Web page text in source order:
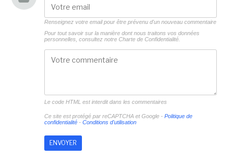
Renseignez votre email pour être prévenu d'un nouveau commentaire
Pour tout savoir sur la manière dont nous traitons vos données
personnelles, consultez notre Charte de Confidentialité.
Le code HTML est interdit dans les commentaires
Ce site est protégé par reCAPTCHA et Google - Politique de
confidentialité- Conditions d'utilisation